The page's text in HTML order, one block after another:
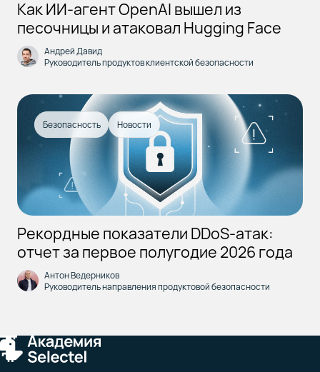
Как ИИ-агент OpenAI вышел из
песочницы и атаковал Hugging Face
Андрей Давид
Руководитель продуктов клиентской безопасности
Безопасность Новости
Рекордные показатели DDoS-атак:
отчет за первое полугодие 2026 года
Антон Ведерников
Руководитель направления продуктовой безопасности